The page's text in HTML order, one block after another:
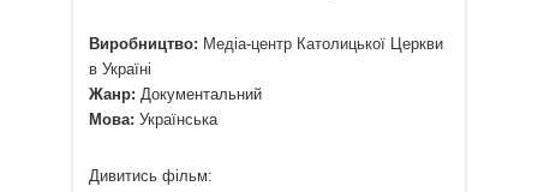
Виробництво: Медіа-центр Католицької Церкви
в Україні
Жанр: Документальний
Мова: Українська
Дивитись фільм: